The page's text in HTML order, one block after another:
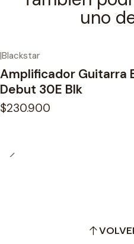
uno
|Blackstar
Amplificador Guitarra
Debut 30E Blk
$230.900